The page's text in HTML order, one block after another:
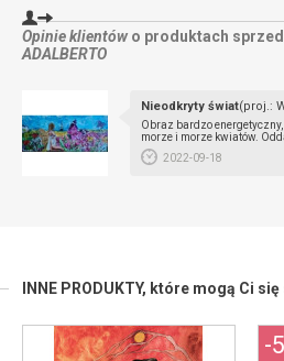
Opinie klientów o produktach
ADALBERTO
Nieodkryty świat(proj.:
Obraz bardzo energetyczny,
morze i morze kwiatów.
2022-09-18
INNE PRODUKTY, które mogą Ci
-